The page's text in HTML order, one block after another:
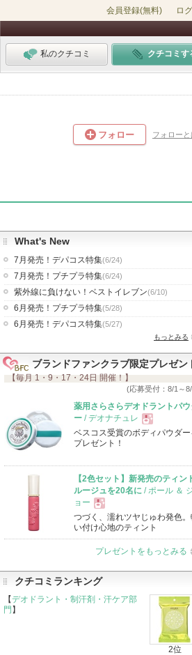
会員登録(無料) ロ
私のクチコミ クチコミす
フォロー フォローと
What's New
7月発売！デパコス特集(6/24)
7月発売！プチプラ特集(6/24)
紫外線に負けない！ベストイレブン(6/10)
6月発売！プチプラ特集(5/28)
6月発売！デパコス特集(5/27)
もっとみる
ブランドファンクラブ限定プレゼン
【毎月 1・9・17・24日 開催！】
(応募受付：8/1～
薬用さらさらデオドラントパ
ー / デオナチュレ
現
品
ベスコス受賞のボディパウダー
プレゼント！
【2色セット】新発売のティン
ルージュを20名に / ポール ＆
ョー
現
品
つづく、濡れツヤじゅわ発色
い付け心地のティント
プレゼントをもっとみる
クチコミランキング
【デオドラント・制汗剤・汗ケア部
門 】
2位